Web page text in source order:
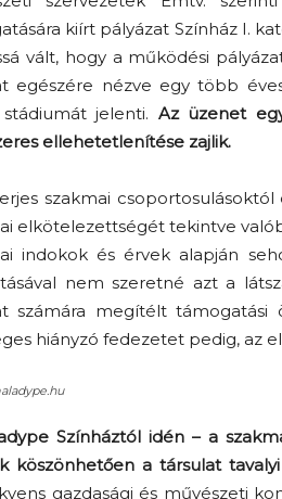
kiírt pályázat Színház I.
vált, hogy a működési
egészére nézve egy több
jelenti. Az üzenet
ellehetetlenítése zajlik.
szakmai
elkötelezettségét tekintve
indokok és érvek alapján
nem szeretné azt a
számára megítélt
hiányzó fedezetet pedig, az
Színháztól idén – a
köszönhetően a társulat
gazdasági és művészeti
Elveszítettük az
unatkozás képességét?
Trashről és lélekről
S03E02 premier